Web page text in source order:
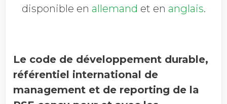
disponible en allemand et en anglais.
Le code de développement durable,
référentiel international de
management et de reporting de la